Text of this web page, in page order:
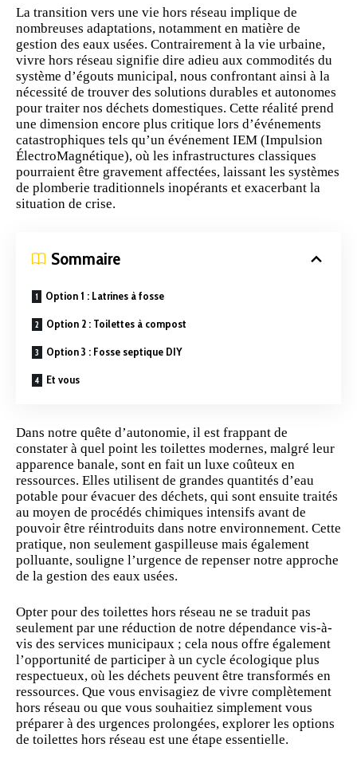
La transition vers une vie hors réseau implique de
nombreuses adaptations, notamment en matière de
gestion des eaux usées. Contrairement à la vie urbaine,
vivre hors réseau signifie dire adieu aux commodités du
système d’égouts municipal, nous confrontant ainsi à la
nécessité de trouver des solutions durables et autonomes
pour traiter nos déchets domestiques. Cette réalité prend
une dimension encore plus critique lors d’événements
catastrophiques tels qu’un événement IEM (Impulsion
ÉlectroMagnétique), où les infrastructures classiques
pourraient être gravement affectées, laissant les systèmes
de plomberie traditionnels inopérants et exacerbant la
situation de crise.
Sommaire
Option 1 : Latrines à fosse
Option 2 : Toilettes à compost
Option 3 : Fosse septique DIY
Et vous
Dans notre quête d’autonomie, il est frappant de
constater à quel point les toilettes modernes, malgré leur
apparence banale, sont en fait un luxe coûteux en
ressources. Elles utilisent de grandes quantités d’eau
potable pour évacuer des déchets, qui sont ensuite traités
au moyen de procédés chimiques intensifs avant de
pouvoir être réintroduits dans notre environnement. Cette
pratique, non seulement gaspilleuse mais également
polluante, souligne l’urgence de repenser notre approche
de la gestion des eaux usées.
Opter pour des toilettes hors réseau ne se traduit pas
seulement par une réduction de notre dépendance vis-à-
vis des services municipaux ; cela nous offre également
l’opportunité de participer à un cycle écologique plus
respectueux, où les déchets peuvent être transformés en
ressources. Que vous envisagiez de vivre complètement
hors réseau ou que vous souhaitiez simplement vous
préparer à des urgences prolongées, explorer les options
de toilettes hors réseau est une étape essentielle.